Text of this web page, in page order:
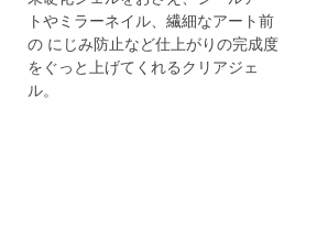
トやミラーネイル、繊細なアート前
の にじみ防止など仕上がりの完成度
をぐっと上げてくれるクリアジェ
ル。